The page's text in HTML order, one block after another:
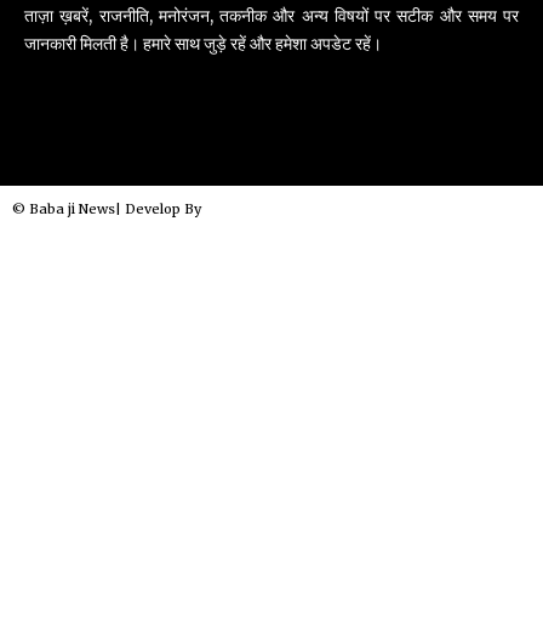
ताज़ा ख़बरें, राजनीति, मनोरंजन, तकनीक और अन्य विषयों पर सटीक और समय पर
जानकारी मिलती है। हमारे साथ जुड़े रहें और हमेशा अपडेट रहें।
© Baba ji News| Develop By